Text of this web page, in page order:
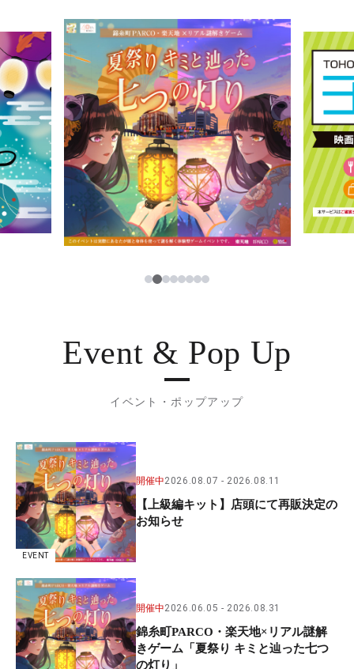
ニュース
レストラン・カフェ
TAX FREE
PARCOメンバーズ
JP
한국어
ภาษาไทย
日本語
1234567
Event & Pop Up
イベント・ポップアップ
EVENT
開催中2026.08.07 2026.08.11
【上級編キット】店頭にて再販決定の
お知らせ
開催中2026.06.05 2026.08.31
錦糸町PARCO・楽天地×リアル謎解
きゲーム「夏祭り キミと辿った七つ
の灯り」